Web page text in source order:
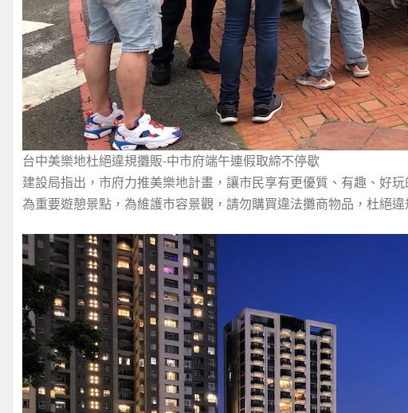
台中美樂地杜絕違規攤販-中市府端午連假取締不停歇
建設局指出，市府力推美樂地計畫，讓市民享有更優質、有趣、好
為重要遊憩景點，為維護市容景觀，請勿購買違法攤商物品，杜絕